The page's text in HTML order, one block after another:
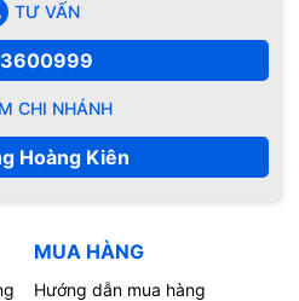
TƯ VẤN
CHI NHÁNH
Hoàng Kiên
MUA HÀNG
Hướng dẫn mua hàng